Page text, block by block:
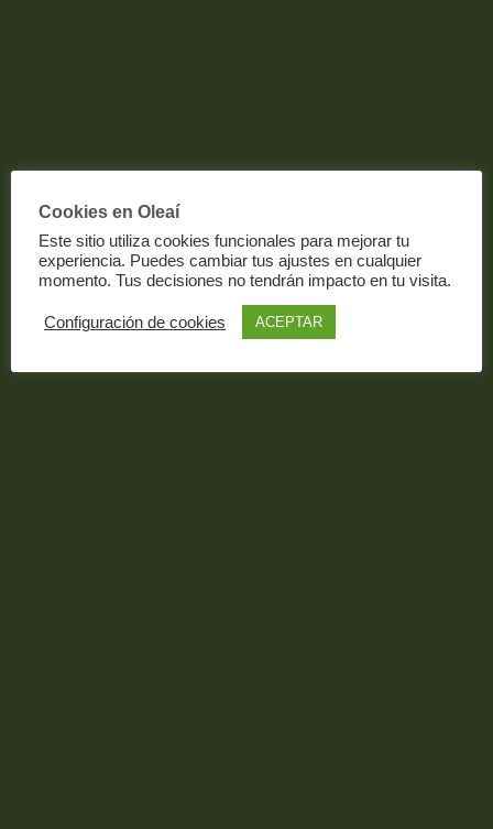
Cookies en Oleaí
Este sitio utiliza cookies funcionales para mejorar tu
experiencia. Puedes cambiar tus ajustes en cualquier
momento. Tus decisiones no tendrán impacto en tu visita.
Configuración de cookies ACEPTAR